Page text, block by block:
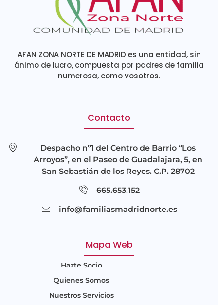
AFAN ZONA NORTE DE MADRID es una entidad, sin
ánimo de lucro, compuesta por padres de familia
numerosa, como vosotros.
Contacto
Despacho nº1 del Centro de Barrio “Los
Arroyos”, en el Paseo de Guadalajara, 5, en
San Sebastián de los Reyes. C.P. 28702
665.653.152
info@familiasmadridnorte.es
Mapa Web
Hazte Socio
Quienes Somos
Nuestros Servicios